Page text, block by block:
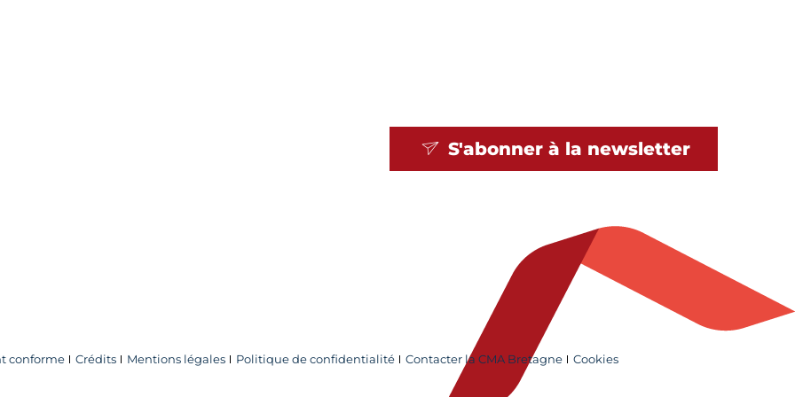
S'abonner à la newsletter
conforme Crédits Mentions légales Politique de confidentialité Contacter la CMA Bretagne Cookies